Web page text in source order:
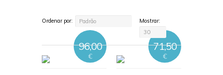
Ordenar por: Padrão
Mostrar:
30
96,00
€
71,50
€